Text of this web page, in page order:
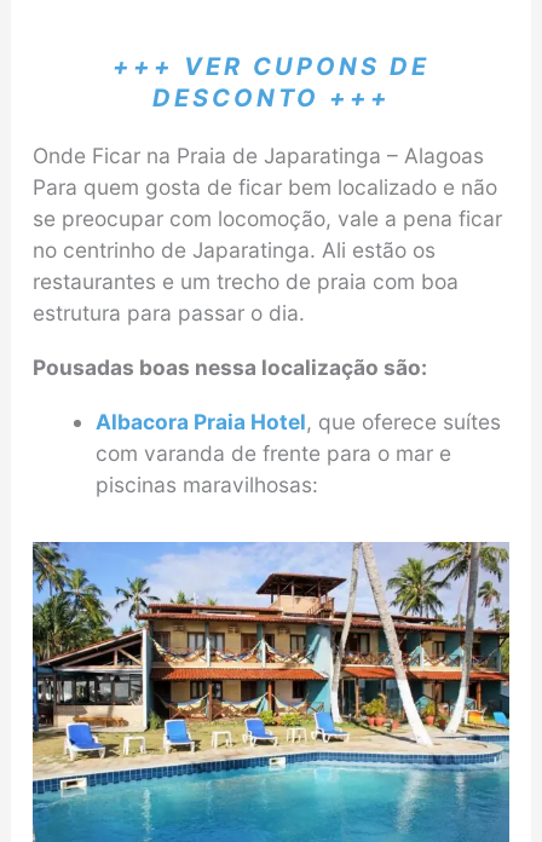
+++ VER CUPONS DE
DESCONTO +++
Onde Ficar na Praia de Japaratinga – Alagoas
Para quem gosta de ficar bem localizado e não
se preocupar com locomoção, vale a pena ficar
no centrinho de Japaratinga. Ali estão os
restaurantes e um trecho de praia com boa
estrutura para passar o dia.
Pousadas boas nessa localização são:
Albacora Praia Hotel, que oferece suítes
com varanda de frente para o mar e
piscinas maravilhosas: